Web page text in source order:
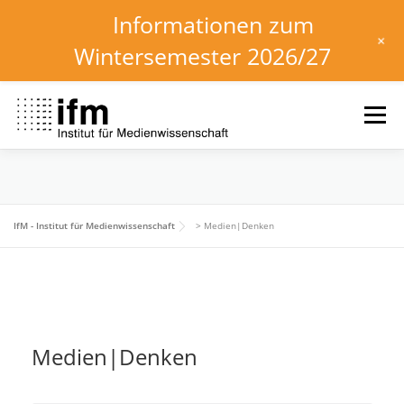
Inhalt
springen
Menü
IfM - Institut für Medienwissenschaft > Medien|Denken
Medien|Denken
Informationen zum
Wintersemester 2026/27
+